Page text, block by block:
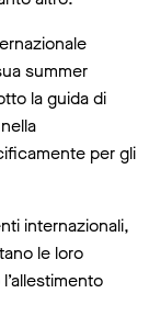
summer
la guida di
per gli
internazionali,
le loro